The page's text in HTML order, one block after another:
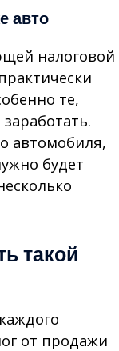
авто
налоговой
те,
автомобиля,
будет
такой
от продажи